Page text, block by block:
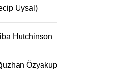
Uysal)
Hutchinson
Özyakup